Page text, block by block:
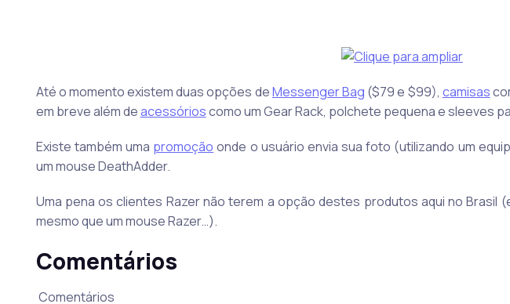
Até o momento existem duas opções deMessenger Bag ($79 e $99), camisas
em breve além deacessórioscomo um Gear Rack, polchete pequena e sleeves
Existe também uma promoção onde o usuário envia sua foto (utilizando um
um mouse DeathAdder.
Uma pena os clientes Razer não terem a opção destes produtos aqui no Brasil
mesmo que um mouse Razer…).
Comentários
Comentários